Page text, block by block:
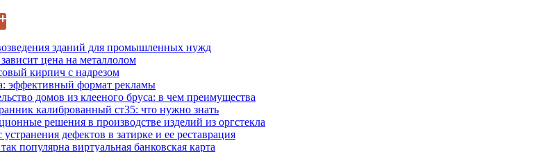
зданий для промышленных нужд
цена на металлолом
кирпич с надрезом
эффективный формат рекламы
домов из клееного бруса: в чем преимущества
калиброванный ст35: что нужно знать
решения в производстве изделий из оргстекла
дефектов в затирке и ее реставрация
популярна виртуальная банковская карта